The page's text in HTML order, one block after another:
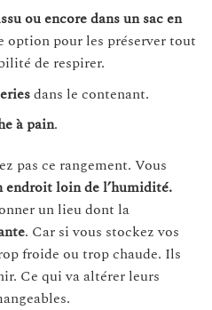
ou encore dans un sac en
option pour les préserver tout
de respirer.
dans le contenant.
à pain.
pas ce rangement. Vous
endroit loin de l’humidité.
un lieu dont la
. Car si vous stockez vos
froide ou trop chaude. Ils
Ce qui va altérer leurs